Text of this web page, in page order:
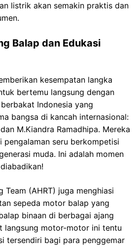
listrik akan semakin praktis dan
Balap dan Edukasi
kesempatan langka
bertemu langsung dengan
Indonesia yang
bangsa di kancah internasional:
M.Kiandra Ramadhipa. Mereka
pengalaman seru berkompetisi
muda. Ini adalah momen
Team (AHRT) juga menghiasi
sepeda motor balap yang
binaan di berbagai ajang
langsung motor-motor ini tentu
tersendiri bagi para penggemar